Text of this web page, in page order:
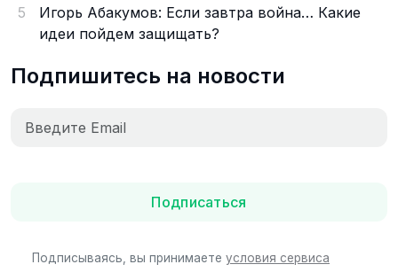
5
Игорь Абакумов: Если завтра война… Какие
идеи пойдем защищать?
Подпишитесь на новости
Подписаться
Подписываясь, вы принимаете условия сервиса